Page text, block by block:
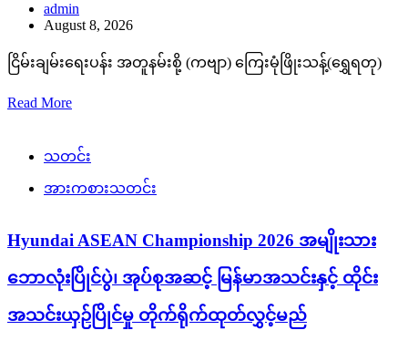
admin
August 8, 2026
ငြိမ်းချမ်းရေးပန်း အတူနမ်းစို့ (ကဗျာ) ကြေးမုံဖြိုးသန့်(ရွှေရတု)
Read More
သတင်း
အားကစားသတင်း
Hyundai ASEAN Championship 2026 အမျိုးသား
ဘောလုံးပြိုင်ပွဲ၊ အုပ်စုအဆင့် မြန်မာအသင်းနှင့် ထိုင်း
အသင်းယှဉ်ပြိုင်မှု တိုက်ရိုက်ထုတ်လွှင့်မည်